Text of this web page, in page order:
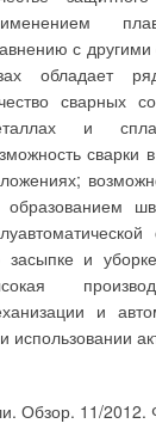
с
обладает
сварных
и
сварки
образованием
засыпке и
и
использовании
за затратами на
м&#178; в месяц
приборами учета:
системы ГВС